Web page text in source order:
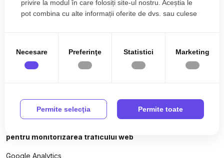
de cookies, consultaţi Secţiunea 5 de mai jos.
Fișiere de tip cookie privind rețelele sociale
nu sunt controlate de către noi. Pentru mai multe detalii cu
privire la această categorie de cookies, consultaţi
dacă sunt utilizate orice alte tipuri de cookies.
pentru monitorizarea traficului web
Google Analytics
privire la modul în care folosiți site-ul nostru. Aceștia le
pot combina cu alte informații oferite de dvs. sau culese
Necesare Preferinţe Statistici Marketing
Permite selecţia Permite toate